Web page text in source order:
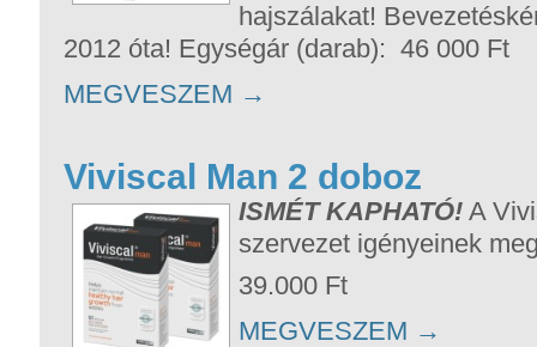
hajszálakat!
2012 óta! Egységár (darab): 46 000 Ft
MEGVESZEM →
Viviscal Man 2 doboz
ISMÉT KAPHATÓ! A
szervezet igényeinek
39.000 Ft
MEGVESZEM →